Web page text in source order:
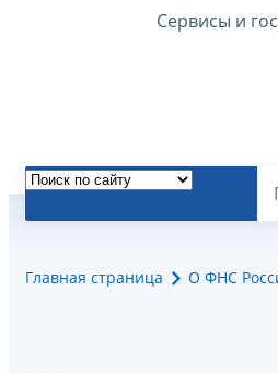
Сервисы и
Главная страница О ФНС